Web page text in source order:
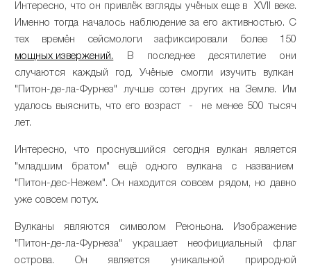
Интересно, что он привлёк взгляды учёных еще в XVII веке.
Именно тогда началось наблюдение за его активностью. С
тех времён сейсмологи зафиксировали более 150
мощных извержений. В последнее десятилетие они
случаются каждый год. Учёные смогли изучить вулкан
"Питон-де-ла-Фурнез" лучше сотен других на Земле. Им
удалось выяснить, что его возраст - не менее 500 тысяч
лет.
Интересно, что проснувшийся сегодня вулкан является
"младшим братом" ещё одного вулкана с названием
"Питон-дес-Нежем". Он находится совсем рядом, но давно
уже совсем потух.
Вулканы являются символом Реюньона. Изображение
"Питон-де-ла-Фурнеза" украшает неофициальный флаг
острова. Он является уникальной природной